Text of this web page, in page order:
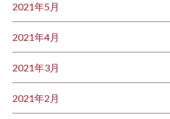
2021年5月
2021年4月
2021年3月
2021年2月